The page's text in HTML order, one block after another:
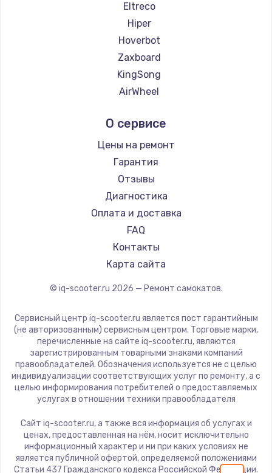
Eltreco
Hiper
Hoverbot
Zaxboard
KingSong
AirWheel
Hunter
Shorner
Joyor
Minimotors
Bork
Segway
KIRIN
О сервисе
Цены на ремонт
Гарантия
Отзывы
Диагностика
Оплата и доставка
FAQ
Контакты
Карта сайта
© iq-scooter.ru 2026 — Ремонт самокатов.
Сервисный центр iq-scooter.ru является пост гарантийным
(не авторизованным) сервисным центром. Торговые марки,
перечисленные на сайте iq-scooter.ru, являются
зарегистрированным товарными знаками компаний
правообладателей. Обозначения используется не с целью
индивидуализации соответствующих услуг по ремонту, а с
целью информирования потребителей о предоставляемых
услугах в отношении техники правообладателя
Сайт iq-scooter.ru, а также вся информация об услугах и
ценах, предоставленная на нём, носит исключительно
информационный характер и ни при каких условиях не
является публичной офертой, определяемой положениями
Статьи 437 Гражданского кодекса Российской Федерации.